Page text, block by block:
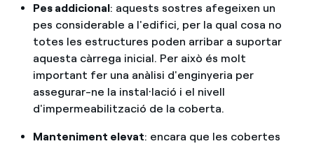
Pes addicional: aquests sostres afegeixen un
pes considerable a l'edifici, per la qual cosa no
totes les estructures poden arribar a suportar
aquesta càrrega inicial. Per això és molt
important fer una anàlisi d'enginyeria per
assegurar-ne la instal·lació i el nivell
d'impermeabilització de la coberta.
Manteniment elevat: encara que les cobertes